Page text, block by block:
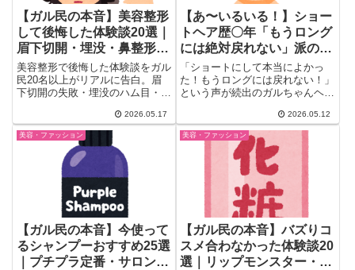
【ガル民の本音】美容整形
して後悔した体験談20選｜
眉下切開・埋没・鼻整形の
失敗リスクをリアルに告白
美容整形で後悔した体験談をガル
民20名以上がリアルに告白。眉
下切開の失敗・埋没のハム目・鼻
いまで。手術前に知っておきたい
失敗リスクと選ぶべきクリニック
の見極め方を徹底まとめ。
2026.05.17
【あ〜いるいる！】ショー
トヘア歴〇年「もうロング
には絶対戻れない」派のあ
るある語り｜刈り上げ・美
容院問題・夏の日焼けまで
「ショートにして本当によかっ
た！もうロングには戻れない！」
という声が続出のガルちゃんヘア
2026.05.12
美容・ファッション
【ガル民の本音】今使って
るシャンプーおすすめ25選
｜プチプラ定番・サロン
美容・ファッション
【ガル民の本音】バズりコ
スメ合わなかった体験談20
選｜リップモンスター・ラ